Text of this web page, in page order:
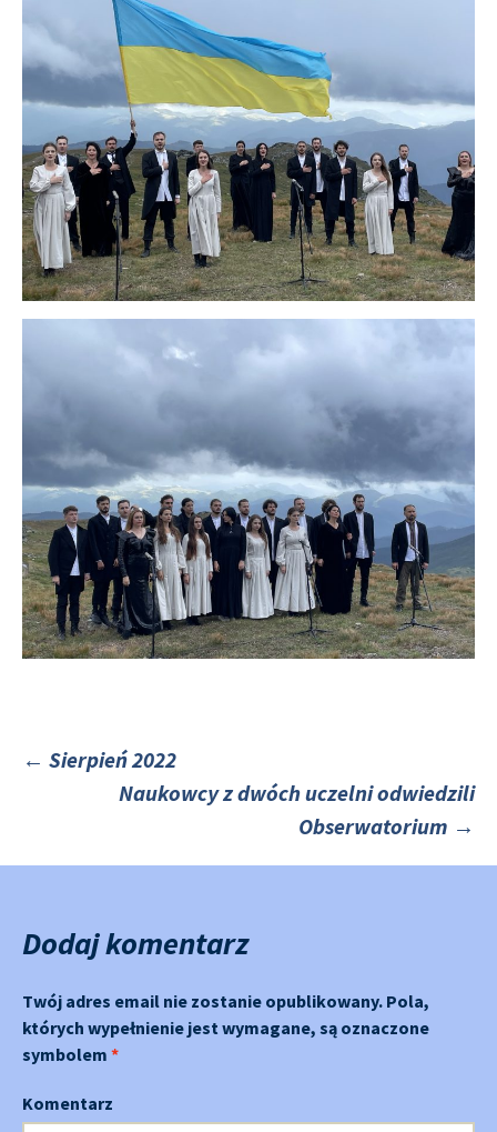
Nawigacja
po
← Sierpień 2022
Naukowcy z dwóch uczelni odwiedzili
Obserwatorium →
Dodaj komentarz
Twój adres email nie zostanie opublikowany. Pola,
których wypełnienie jest wymagane, są oznaczone
symbolem *
Komentarz